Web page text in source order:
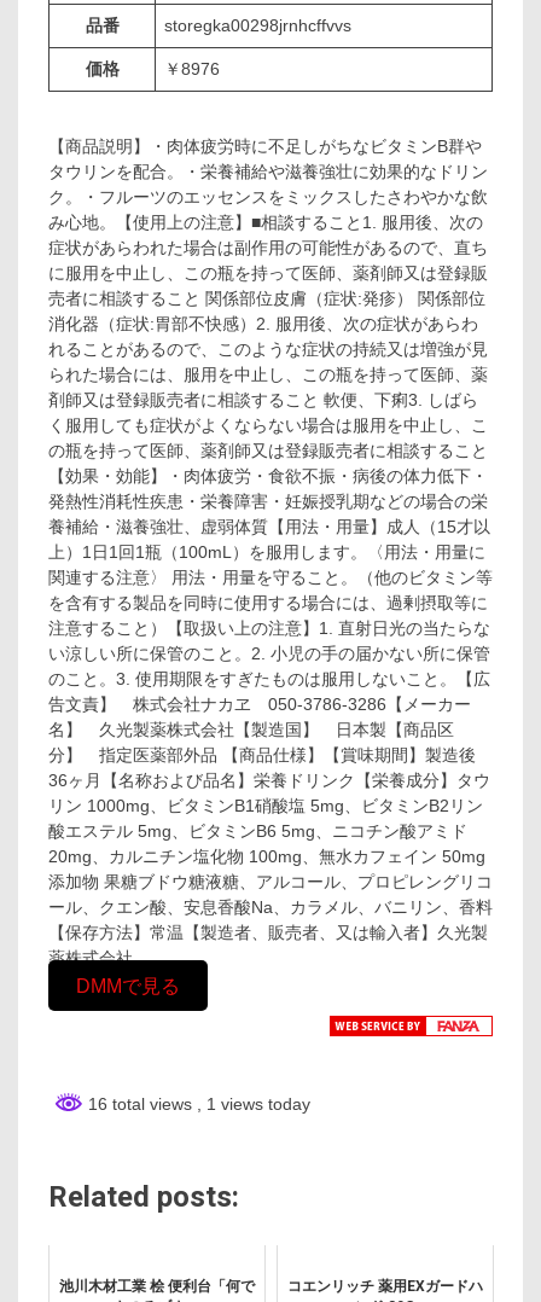
品番 storegka00298jrnhcffvvs
価格 ￥8976
【商品説明】・肉体疲労時に不足しがちなビタミンB群や
タウリンを配合。・栄養補給や滋養強壮に効果的なドリン
ク。・フルーツのエッセンスをミックスしたさわやかな飲
み心地。【使用上の注意】■相談すること1. 服用後、次の
症状があらわれた場合は副作用の可能性があるので、直ち
に服用を中止し、この瓶を持って医師、薬剤師又は登録販
売者に相談すること 関係部位皮膚（症状:発疹） 関係部位
消化器（症状:胃部不快感）2. 服用後、次の症状があらわ
れることがあるので、このような症状の持続又は増強が見
られた場合には、服用を中止し、この瓶を持って医師、薬
剤師又は登録販売者に相談すること 軟便、下痢3. しばら
く服用しても症状がよくならない場合は服用を中止し、こ
の瓶を持って医師、薬剤師又は登録販売者に相談すること
【効果・効能】・肉体疲労・食欲不振・病後の体力低下・
発熱性消耗性疾患・栄養障害・妊娠授乳期などの場合の栄
養補給・滋養強壮、虚弱体質【用法・用量】成人（15才以
上）1日1回1瓶（100mL）を服用します。〈用法・用量に
関連する注意〉 用法・用量を守ること。（他のビタミン等
を含有する製品を同時に使用する場合には、過剰摂取等に
注意すること）【取扱い上の注意】1. 直射日光の当たらな
い涼しい所に保管のこと。2. 小児の手の届かない所に保管
のこと。3. 使用期限をすぎたものは服用しないこと。【広
告文責】 株式会社ナカヱ 050-3786-3286【メーカー
名】 久光製薬株式会社【製造国】 日本製【商品区
分】 指定医薬部外品 【商品仕様】【賞味期間】製造後
36ヶ月【名称および品名】栄養ドリンク【栄養成分】タウ
リン 1000mg、ビタミンB1硝酸塩 5mg、ビタミンB2リン
酸エステル 5mg、ビタミンB6 5mg、ニコチン酸アミド
20mg、カルニチン塩化物 100mg、無水カフェイン 50mg
添加物 果糖ブドウ糖液糖、アルコール、プロピレングリコ
ール、クエン酸、安息香酸Na、カラメル、バニリン、香料
【保存方法】常温【製造者、販売者、又は輸入者】久光製
薬株式会社
DMMで見る
16 total views , 1 views today
Related posts:
池川木材工業 桧 便利台「何で
コエンリッチ 薬用EXガードハ